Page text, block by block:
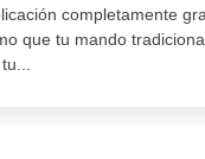
completamente
que tu mando